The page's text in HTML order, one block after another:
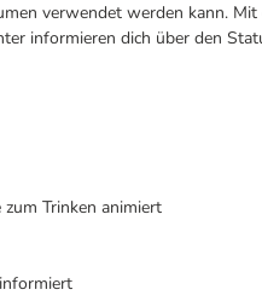
verwendet werden kann.
informieren dich über den
Trinken animiert